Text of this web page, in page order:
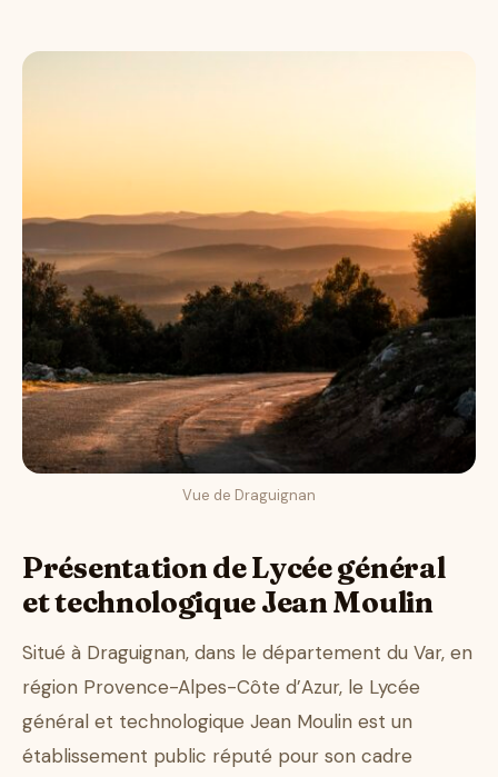
Vue de Draguignan
Présentation de Lycée général
et technologique Jean Moulin
Situé à Draguignan, dans le département du Var, en
région Provence-Alpes-Côte d’Azur, le Lycée
général et technologique Jean Moulin est un
établissement public réputé pour son cadre